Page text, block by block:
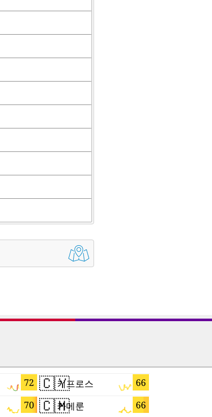
72
70
🇨🇾 66
키프로스
🇨🇲 66
카메룬